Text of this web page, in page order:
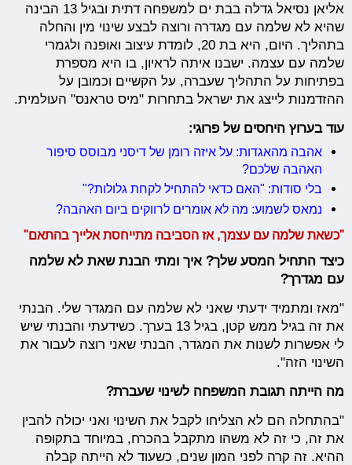
אליאן נסיאל גדלה בבת ים למשפחה דתית ובגיל 13 הבינה
שהיא לא שלמה עם מגדרה ורוצה לבצע שינוי מין והחלה
בתהליך. היום, היא בת 20, לומדת עיצוב ואופנה ולגמרי
שלמה עם עצמה. ישבנו איתה לראיון, בו היא מספרת
בפתיחות על התהליך שעברה, על הקשיים וכמובן על
ההזדמנות לייצג את ישראל בתחרות "מיס טראנס" העולמית.
עוד בערוץ היחסים של פרוגי:
אהבה מהאגדות: על איזה רומן של דיסני מבוסס סיפור
האהבה שלכם?
בלי סודות: "האם כדאי להתחיל לקחת גלולות?"
נמאס לשמוע: מה לא אומרים לרווקים ביום האהבה?
"כשאת שלמה עם עצמך, אז הסביבה מתייחסת אלייך בהתאם"
כיצד התחיל המסע שלך? איך ומתי הבנת שאת לא שלמה
עם מגדרך?
"מאז ומתמיד ידעתי שאני לא שלמה עם המגדר שלי. הבנתי
את זה בגיל ממש קטן, בגיל 13 בערך. כשידעתי והבנתי שיש
לי אפשרות לשנות את המגדר, הבנתי שאני רוצה לעבור את
השינוי הזה".
מה הייתה תגובת המשפחה לשינוי שעברת?
"בהתחלה הם לא הצליחו לקבל את השינוי ואני יכולה להבין
את זה, כי זה לא משהו מתקבל בהכרח, במיוחד בתקופה
ההיא. זה קרה לפני המון שנים, כשעוד לא הייתה קבלה